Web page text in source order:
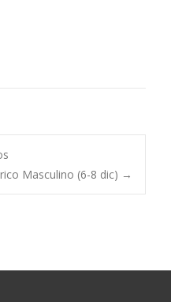
Masculino (6-8 dic) →